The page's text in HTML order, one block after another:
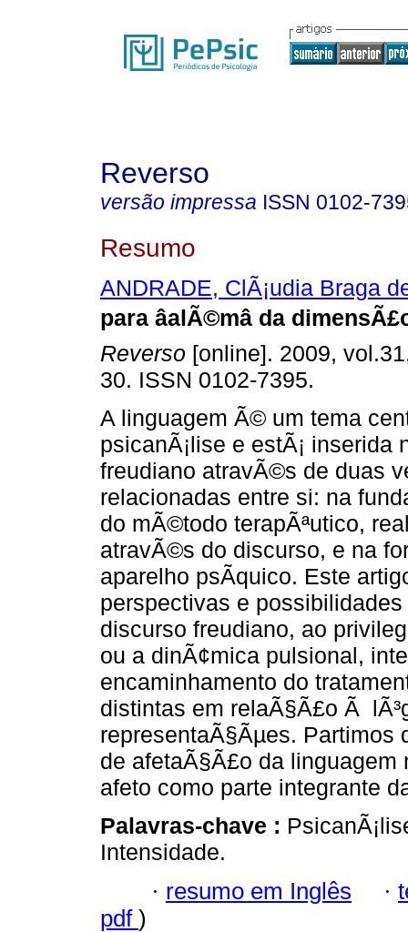
Reverso
versão impressa ISSN 0102-
Resumo
ANDRADE, ClÃ¡udia Braga
para âalÃ©mâ da
Reverso [online]. 2009,
30. ISSN 0102-7395.
A linguagem Ã© um tema
psicanÃ¡lise e estÃ¡ inserida
freudiano atravÃ©s de duas
relacionadas entre si: na
do mÃ©todo terapÃªutico,
atravÃ©s do discurso, e na
aparelho psÃ­quico. Este
perspectivas e
discurso freudiano, ao
ou a dinÃ¢mica pulsional,
encaminhamento do
distintas em relaÃ§Ã£o Ã
representaÃ§Ãµes. Partimos
de afetaÃ§Ã£o da
afeto como parte integrante
Palavras-chave :
Intensidade.
· resumo em Inglês ·
pdf )